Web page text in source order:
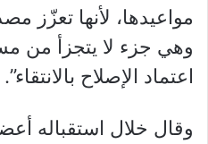
مواعيدها، لأنها تعزّز
وهي جزء لا يتجزأ من
اعتماد الإصلاح بالانتقاء”.
وقال خلال استقباله